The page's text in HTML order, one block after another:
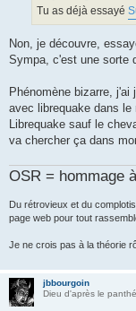
Tu as déjà essayé
Non, je découvre,
Sympa, c'est une sorte
Phénomène bizarre,
avec librequake dans
Librequake sauf le
va chercher ça dans
OSR = hommage
Du rétrovieux et du
page web pour tout
Je ne crois pas à la théorie
jbbourgoin
Dieu d'après le